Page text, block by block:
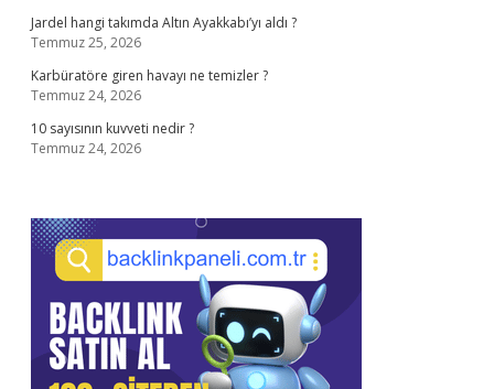
Jardel hangi takımda Altın Ayakkabı’yı aldı ?
Temmuz 25, 2026
Karbüratöre giren havayı ne temizler ?
Temmuz 24, 2026
10 sayısının kuvveti nedir ?
Temmuz 24, 2026